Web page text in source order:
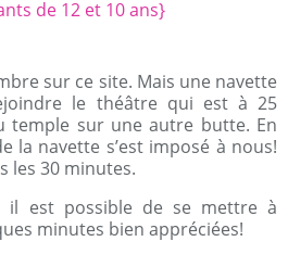
sur ce site. Mais une navette
le théâtre qui est à 25
temple sur une autre butte. En
la navette s’est imposé à nous!
les 30 minutes.
il est possible de se mettre à
minutes bien appréciées!